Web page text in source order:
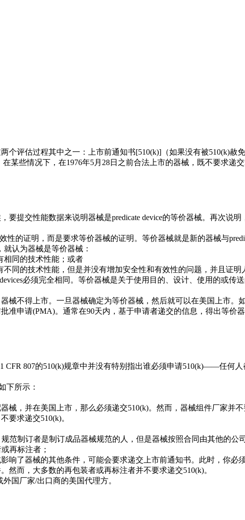
两个评估过程其中之一：上市前通知书[510(k)]（如果没有被510(k)
某些情况下，在1976年5月28日之前合法上市的器械，既不要求递交
要提交性能数据来说明器械是predicate device的等价器械。再次说
性的证明，而是要求等价器械的证明。等价器械就是新的器械与
就认为器械是等价器械：
相同的技术性能；或者
不同的技术性能，但是并没有增加安全性和有效性的问题，并且证明
必须完全相同。等价器械是关于使用目的、设计、使用的或
械不得上市。一旦器械确定为等价器械，然后就可以在美国上市
准申请(PMA)。通常在90天内，基于申请者递交的信息，得出等价器
CFR 807的510(k)规章中并没有特别指出谁必须申请510(k)——任何
下所示：
械，并在美国上市，那么必须递交510(k)。然而，器械组件厂家并
要求递交510(k)。
范制订者是制订成品器械规范的人，但是器械按照合同由其他的公
再标注者；
响了器械的其他条件，可能会要求递交上市前通知书。此时，你
然而，大多数的再包装者或再标注者并不要求递交510(k)。
国厂家/出口商的美国代理方。